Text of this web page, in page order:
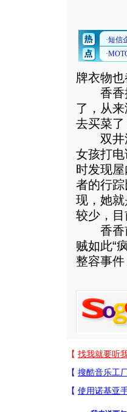
牌衣物也
香香接
了，从
去买菜
双井派
女孩打
时发现
者的行
现，她
较少，
香香前
贼如此“
整容事